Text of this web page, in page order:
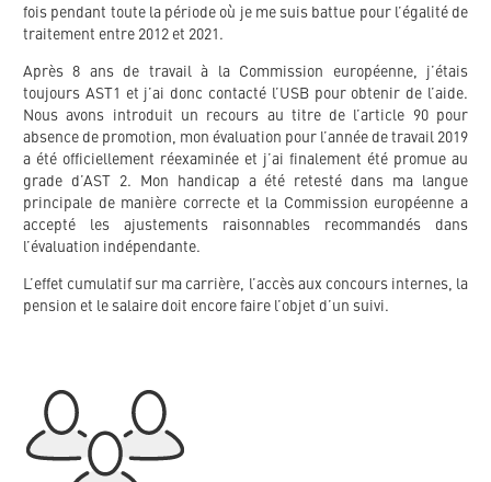
fois pendant toute la période où je me suis battue pour l’égalité de
traitement entre 2012 et 2021.
Après 8 ans de travail à la Commission européenne, j’étais
toujours AST1 et j’ai donc contacté l’USB pour obtenir de l’aide.
Nous avons introduit un recours au titre de l’article 90 pour
absence de promotion, mon évaluation pour l’année de travail 2019
a été officiellement réexaminée et j’ai finalement été promue au
grade d’AST 2. Mon handicap a été retesté dans ma langue
principale de manière correcte et la Commission européenne a
accepté les ajustements raisonnables recommandés dans
l’évaluation indépendante.
L’effet cumulatif sur ma carrière, l’accès aux concours internes, la
pension et le salaire doit encore faire l’objet d’un suivi.